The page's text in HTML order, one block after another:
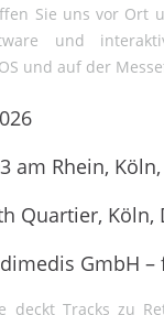
Sie uns vor Ort
und
und auf der
am Rhein,
Quartier, Köln,
GmbH –
deckt Tracks zu